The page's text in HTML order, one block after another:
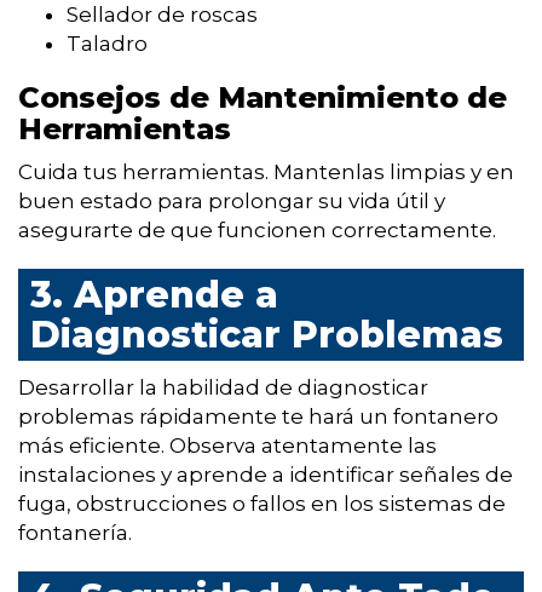
Sellador de roscas
Taladro
Consejos de Mantenimiento de
Herramientas
Cuida tus herramientas. Mantenlas limpias y en
buen estado para prolongar su vida útil y
asegurarte de que funcionen correctamente.
3. Aprende a
Diagnosticar Problemas
Desarrollar la habilidad de diagnosticar
problemas rápidamente te hará un fontanero
más eficiente. Observa atentamente las
instalaciones y aprende a identificar señales de
fuga, obstrucciones o fallos en los sistemas de
fontanería.